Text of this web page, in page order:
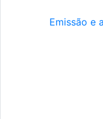
Emissão e